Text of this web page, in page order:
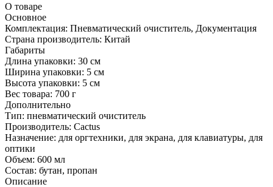
О товаре
Основное
Комплектация: Пневматический очиститель, Документация
Страна производитель: Китай
Габариты
Длина упаковки: 30 см
Ширина упаковки: 5 см
Высота упаковки: 5 см
Вес товара: 700 г
Дополнительно
Тип: пневматический очиститель
Производитель: Cactus
Назначение: для оргтехники, для экрана, для клавиатуры, для
оптики
Объем: 600 мл
Состав: бутан, пропан
Описание